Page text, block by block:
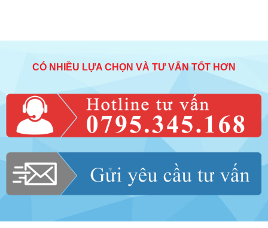
CÓ NHIỀU LỰA CHỌN VÀ TƯ VẤN TỐT HƠN